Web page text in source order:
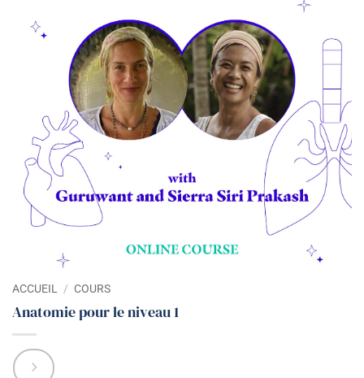
ACCUEIL / COURS
Anatomie pour le niveau 1